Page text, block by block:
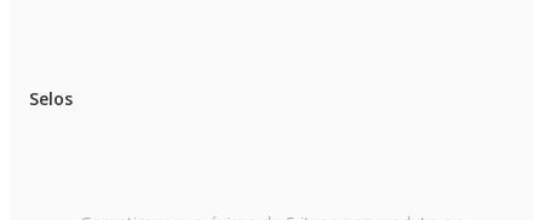
Selos